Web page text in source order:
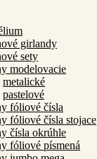
girlandy
sety
modelovacie
metalické
pastelové
fóliové čísla
fóliové čísla stojace
čísla okrúhle
fóliové písmená